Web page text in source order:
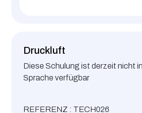
Druckluft
Diese Schulung ist derzeit nicht
Sprache verfügbar
REFERENZ : TECH026